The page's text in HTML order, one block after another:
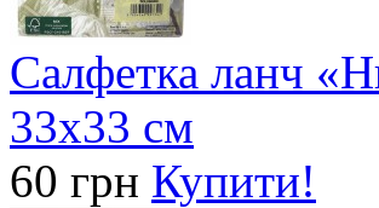
Салфетка ланч
33х33 см
60 грн Купити!